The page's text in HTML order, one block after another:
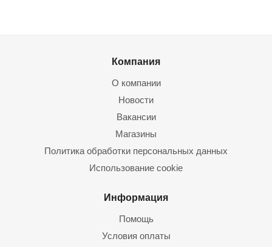
Компания
О компании
Новости
Вакансии
Магазины
Политика обработки персональных данных
Использование cookie
Информация
Помощь
Условия оплаты